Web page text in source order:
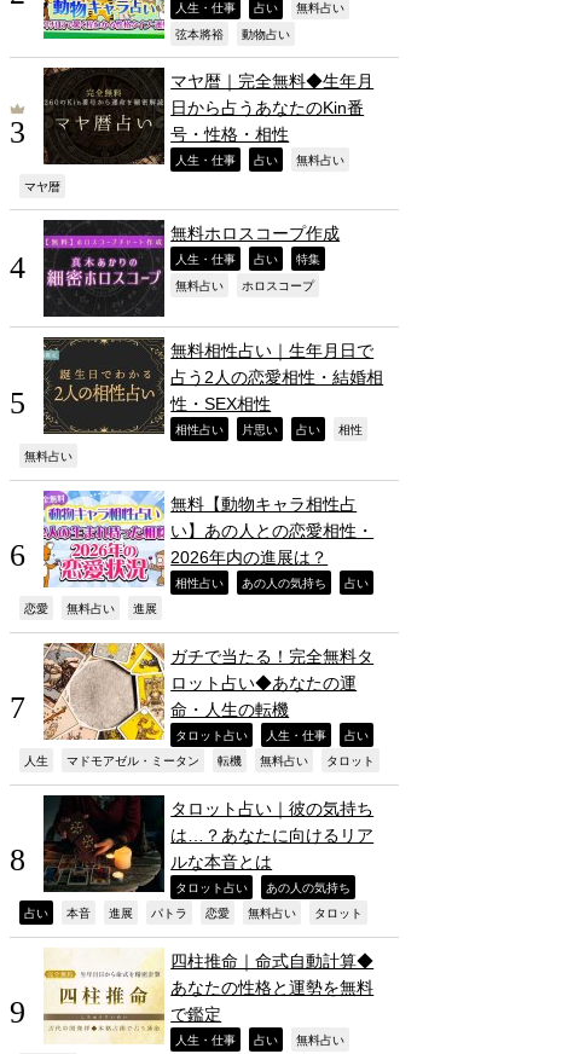
人生・仕事 占い 無料占い
弦本將裕 動物占い
マヤ暦｜完全無料◆生年月
日から占うあなたのKin番
号・性格・相性
人生・仕事 占い 無料占い
マヤ暦
無料ホロスコープ作成
人生・仕事 占い 特集
無料占い ホロスコープ
無料相性占い｜生年月日で
占う2人の恋愛相性・結婚相
性・SEX相性
相性占い 片思い 占い 相性
無料占い
無料【動物キャラ相性占
い】あの人との恋愛相性・
2026年内の進展は？
相性占い あの人の気持ち 占い
恋愛 無料占い 進展
ガチで当たる！完全無料タ
ロット占い◆あなたの運
命・人生の転機
タロット占い 人生・仕事 占い
人生 マドモアゼル・ミータン 転機 無料占い タロット
タロット占い｜彼の気持ち
は…？あなたに向けるリア
ルな本音とは
タロット占い あの人の気持ち
占い 本音 進展 パトラ 恋愛 無料占い タロット
四柱推命｜命式自動計算◆
あなたの性格と運勢を無料
で鑑定
人生・仕事 占い 無料占い